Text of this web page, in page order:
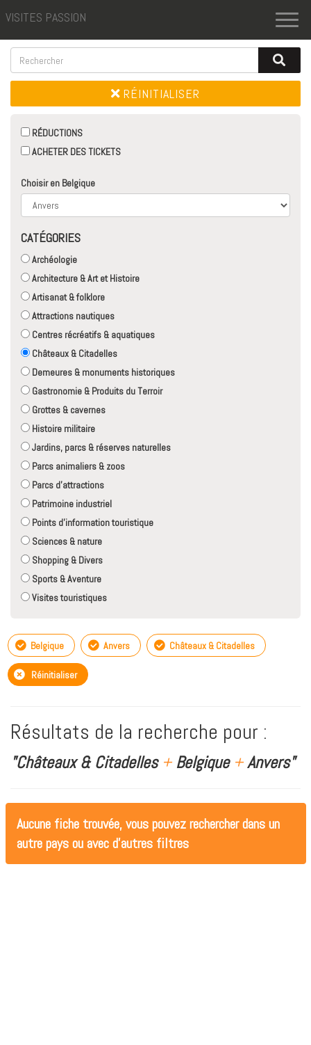
VISITES PASSION
RÉINITIALISER
RÉDUCTIONS
ACHETER DES TICKETS
Choisir en Belgique
CATÉGORIES
Archéologie
Architecture & Art et Histoire
Artisanat & folklore
Attractions nautiques
Centres récréatifs & aquatiques
Châteaux & Citadelles
Demeures & monuments historiques
Gastronomie & Produits du Terroir
Grottes & cavernes
Histoire militaire
Jardins, parcs & réserves naturelles
Parcs animaliers & zoos
Parcs d'attractions
Patrimoine industriel
Points d'information touristique
Sciences & nature
Shopping & Divers
Sports & Aventure
Visites touristiques
Belgique Anvers Châteaux & Citadelles
Réinitialiser
Résultats de la recherche pour :
"Châteaux & Citadelles +Belgique +Anvers"
Aucune fiche trouvée, vous pouvez rechercher dans un
autre pays ou avec d'autres filtres